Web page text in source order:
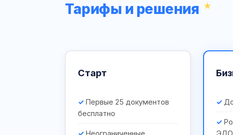
Тарифы и решения
Старт
Первые 25 документов
бесплатно